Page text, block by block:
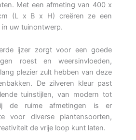
Met een afmeting van 400 x
(L x B x H) creëren ze een
uw tuinontwerp.
ijzer zorgt voor een goede
roest en weersinvloeden,
plezier zult hebben van deze
De zilveren kleur past
tuinstijlen, van modern tot
de ruime afmetingen is er
voor diverse plantensoorten,
de vrije loop kunt laten.